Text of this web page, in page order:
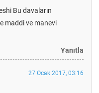
Bu davaların
maddi ve manevi
Yanıtla
27 Ocak 2017, 03:16